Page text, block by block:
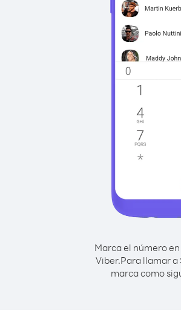
Marca el número
Viber.Para llamar a
marca como